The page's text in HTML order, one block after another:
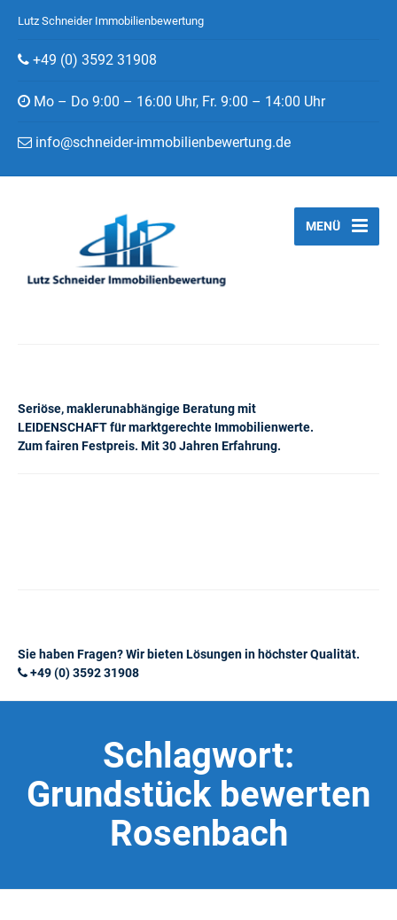
Lutz Schneider Immobilienbewertung
+49 (0) 3592 31908
Mo – Do 9:00 – 16:00 Uhr, Fr. 9:00 – 14:00 Uhr
info@schneider-immobilienbewertung.de
Seriöse, maklerunabhängige Beratung mit
LEIDENSCHAFT für marktgerechte Immobilienwerte.
Zum fairen Festpreis. Mit 30 Jahren Erfahrung.
MENÜ
Sie haben Fragen? Wir bieten Lösungen in höchster Qualität.
+49 (0) 3592 31908
Schlagwort:
Grundstück bewerten
Rosenbach